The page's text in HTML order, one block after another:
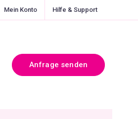
Mein Konto Hilfe & Support
Anfrage senden